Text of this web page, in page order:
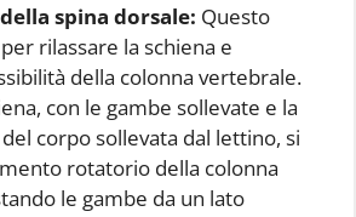
spina dorsale: Questo
rilassare la schiena e
della colonna vertebrale.
con le gambe sollevate e la
corpo sollevata dal lettino, si
rotatorio della colonna
le gambe da un lato